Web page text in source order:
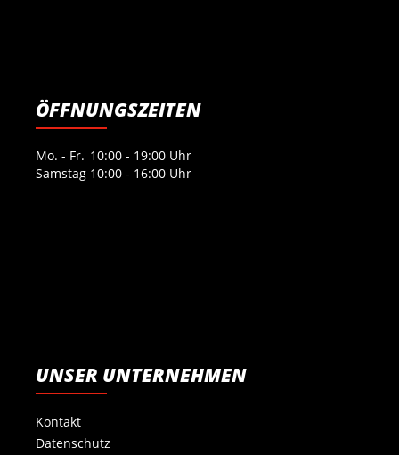
ÖFFNUNGSZEITEN
Mo. - Fr. 10:00 - 19:00 Uhr
Samstag 10:00 - 16:00 Uhr
UNSER UNTERNEHMEN
Kontakt
Datenschutz